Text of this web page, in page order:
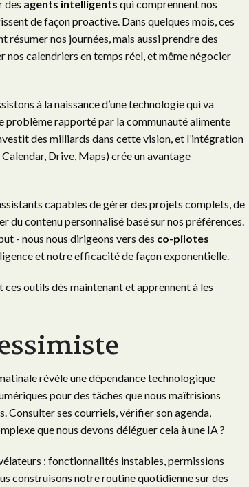
des agents intelligents qui comprennent nos
de façon proactive. Dans quelques mois, ces
résumer nos journées, mais aussi prendre des
calendriers en temps réel, et même négocier
à la naissance d’une technologie qui va
problème rapporté par la communauté alimente
des milliards dans cette vision, et l’intégration
Drive, Maps) crée un avantage
capables de gérer des projets complets, de
du contenu personnalisé basé sur nos préférences.
- nous nous dirigeons vers des co-pilotes
et notre efficacité de façon exponentielle.
ces outils dès maintenant et apprennent à les
révèle une dépendance technologique
pour des tâches que nous maîtrisions
Consulter ses courriels, vérifier son agenda,
que nous devons déléguer cela à une IA ?
: fonctionnalités instables, permissions
construisons notre routine quotidienne sur des